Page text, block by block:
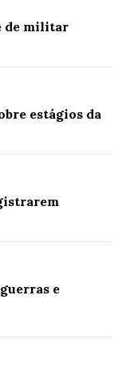
de militar
estágios da
e